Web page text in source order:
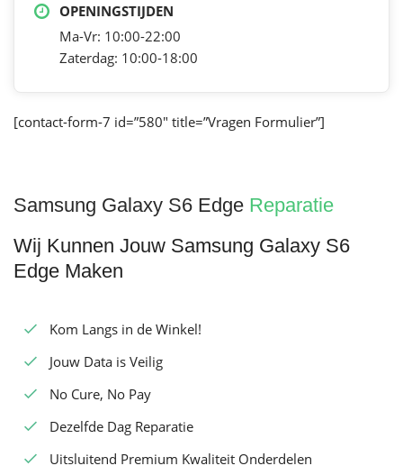
OPENINGSTIJDEN
Ma-Vr: 10:00-22:00
Zaterdag: 10:00-18:00
[contact-form-7 id=”580″ title=”Vragen Formulier”]
Samsung Galaxy S6 Edge Reparatie
Wij Kunnen Jouw Samsung Galaxy S6
Edge Maken
Kom Langs in de Winkel!
Jouw Data is Veilig
No Cure, No Pay
Dezelfde Dag Reparatie
Uitsluitend Premium Kwaliteit Onderdelen